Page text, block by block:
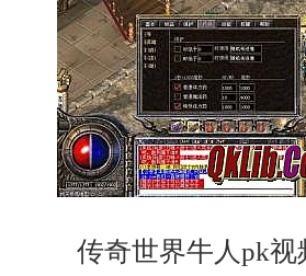
传奇世界牛人pk视